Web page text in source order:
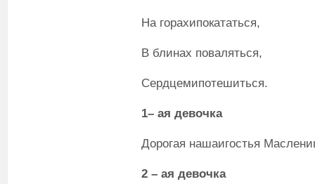
На горахипокататься,
В блинах поваляться,
Сердцемипотешиться.
1– ая девочка
Дорогая нашаигостья
2 – ая девочка